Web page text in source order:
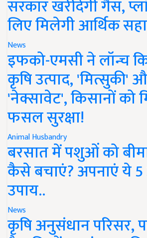
सरकार खरीदेगी गैस,
लिए मिलेगी आर्थिक
News
इफको-एमसी ने लॉन्च
कृषि उत्पाद, 'मित्सुकी'
'नेक्सावेट', किसानों को
फसल सुरक्षा!
Animal Husbandry
बरसात में पशुओं को
कैसे बचाएं? अपनाएं ये
उपाय..
News
कृषि अनुसंधान परिसर,